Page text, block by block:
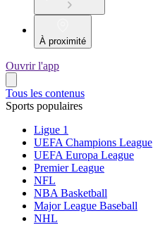
À proximité
Ouvrir l'app
Tous les contenus
Sports populaires
Ligue 1
UEFA Champions League
UEFA Europa League
Premier League
NFL
NBA Basketball
Major League Baseball
NHL